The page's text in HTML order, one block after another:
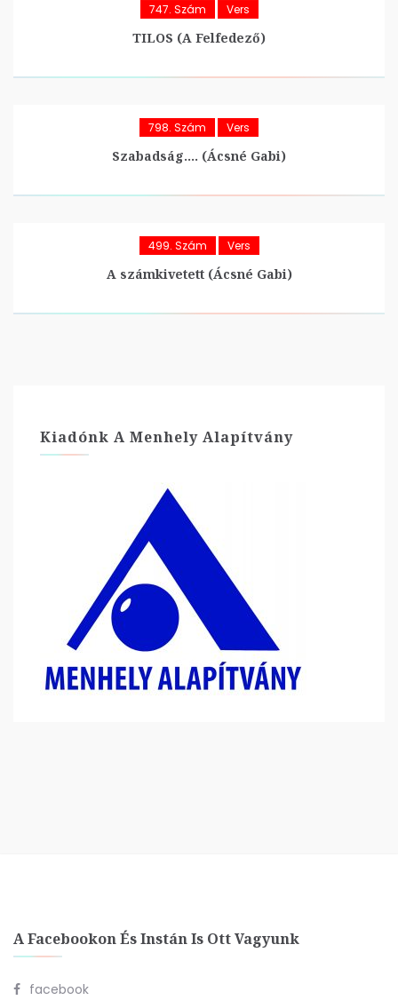
747. Szám Vers
TILOS (A Felfedező)
798. Szám Vers
Szabadság…. (Ácsné Gabi)
499. Szám Vers
A számkivetett (Ácsné Gabi)
Kiadónk A Menhely Alapítvány
A Facebookon És Instán Is Ott Vagyunk
facebook